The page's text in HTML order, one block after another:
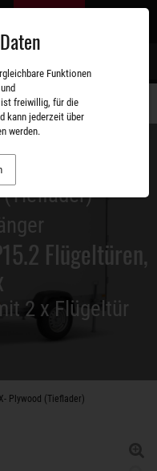
(Tieflader)
Flügeltüren,
2 x Flügeltür
Plywood (Tieflader)
Funktionen
ist freiwillig, für die
kann jederzeit über
werden.